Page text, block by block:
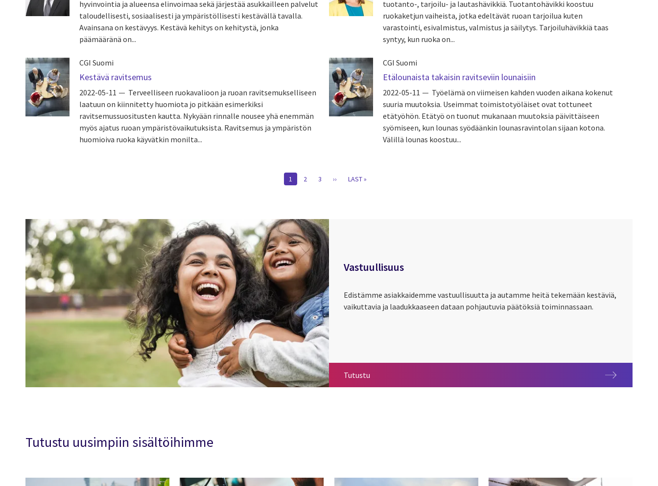
hyvinvointia ja alueensa elinvoimaa sekä järjestää asukkailleen palvelut
taloudellisesti, sosiaalisesti ja ympäristöllisesti kestävällä tavalla.
Avainsana on kestävyys. Kestävä kehitys on kehitystä, jonka
päämääränä on...
tuotanto-, tarjoilu- ja lautashävikkiä. Tuotantohävikki koostuu
ruokaketjun vaiheista, jotka edeltävät ruoan tarjoilua kuten
varastointi, esivalmistus, valmistus ja säilytys. Tarjoiluhävikkiä taas
syntyy, kun ruoka on...
CGI Suomi
Kestävä ravitsemus
2022-05-11
Terveelliseen ruokavalioon ja ruoan ravitsemukselliseen
laatuun on kiinnitetty huomiota jo pitkään esimerkiksi
ravitsemussuositusten kautta. Nykyään rinnalle nousee yhä enemmän
myös ajatus ruoan ympäristövaikutuksista. Ravitsemus ja ympäristön
huomioiva ruoka käyvätkin monilta...
CGI Suomi
Etälounaista takaisin ravitseviin lounaisiin
2022-05-11
Työelämä on viimeisen kahden vuoden aikana kokenut
suuria muutoksia. Useimmat toimistotyöläiset ovat tottuneet
etätyöhön. Etätyö on tuonut mukanaan muutoksia päivittäiseen
syömiseen, kun lounas syödäänkin lounasravintolan sijaan kotona.
Välillä lounas koostuu...
CURRENT
1 PAGE
2 PAGE
3
NEXT
››
LAST
LAST »
Vastuullisuus
Edistämme asiakkaidemme vastuullisuutta ja autamme heitä tekemään kestäviä,
vaikuttavia ja laadukkaaseen dataan pohjautuvia päätöksiä toiminnassaan.
Tutustu
Tutustu uusimpiin sisältöihimme